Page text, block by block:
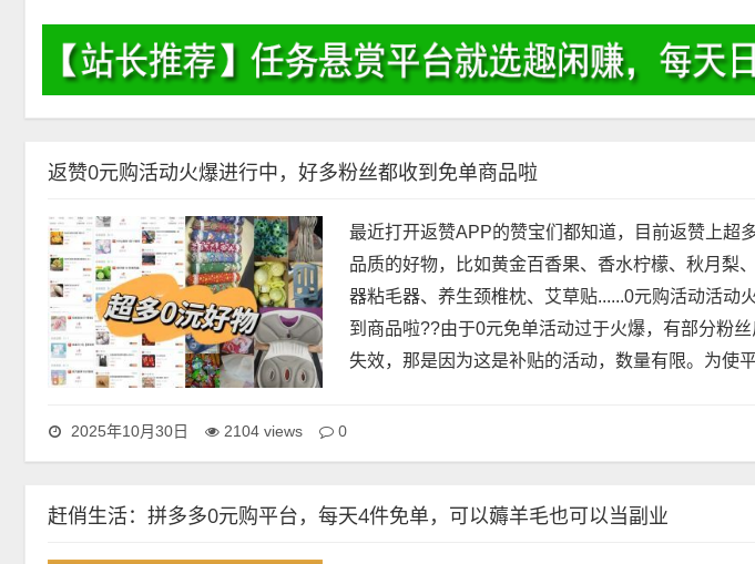
返赞0元购活动火爆进行中，好多粉丝都收到免单商品啦
最近打开返赞APP的赞宝们都知道，目前返赞上超
品质的好物，比如黄金百香果、香水柠檬、秋月梨
器粘毛器、养生颈椎枕、艾草贴......0元购活动活动
到商品啦??由于0元免单活动过于火爆，有部分粉
失效，那是因为这是补贴的活动，数量有限。为使
2025年10月30日 2104 views 0
赶俏生活：拼多多0元购平台，每天4件免单，可以薅羊毛也可以当副业